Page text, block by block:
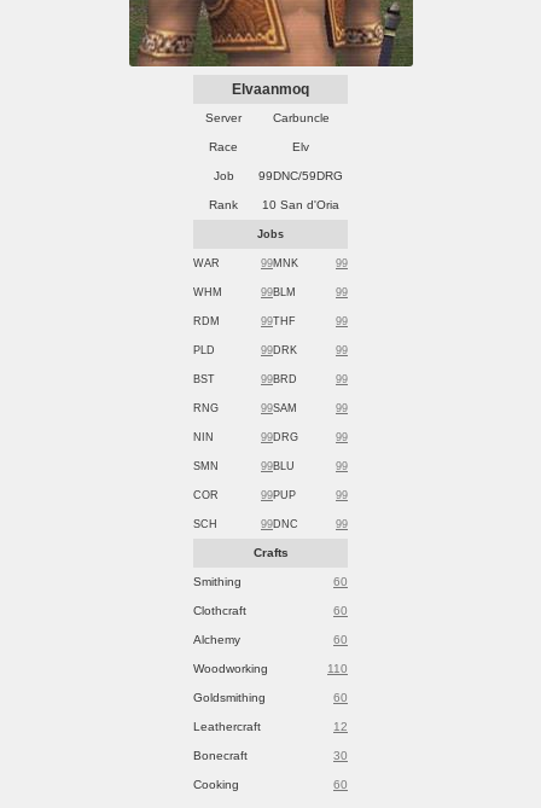
Elvaanmoq
Server Carbuncle
Race Elv
Job 99DNC/59DRG
Rank 10 San d'Oria
Jobs
WAR 99MNK 99
WHM 99BLM 99
RDM 99THF 99
PLD 99DRK 99
BST 99BRD 99
RNG 99SAM 99
NIN 99DRG 99
SMN 99BLU 99
COR 99PUP 99
SCH 99DNC 99
Crafts
Smithing 60
Clothcraft 60
Alchemy 60
Woodworking 110
Goldsmithing 60
Leathercraft 12
Bonecraft 30
Cooking 60